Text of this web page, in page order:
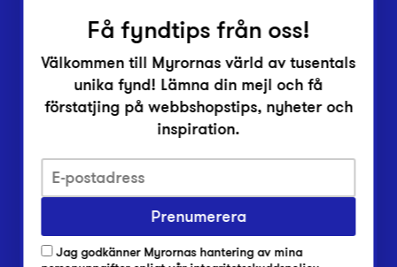
Integritetsskyddspolicy
Har du frågor om onlineköp, leverans eller retur?
Har du frågor om vår verksamhet?
Få fyndtips från oss!
Välkommen till Myrornas värld av tusentals
unika fynd! Lämna din mejl och få
förstatjing på webbshopstips, nyheter och
inspiration.
Prenumerera
Jag godkänner Myrornas hantering av mina